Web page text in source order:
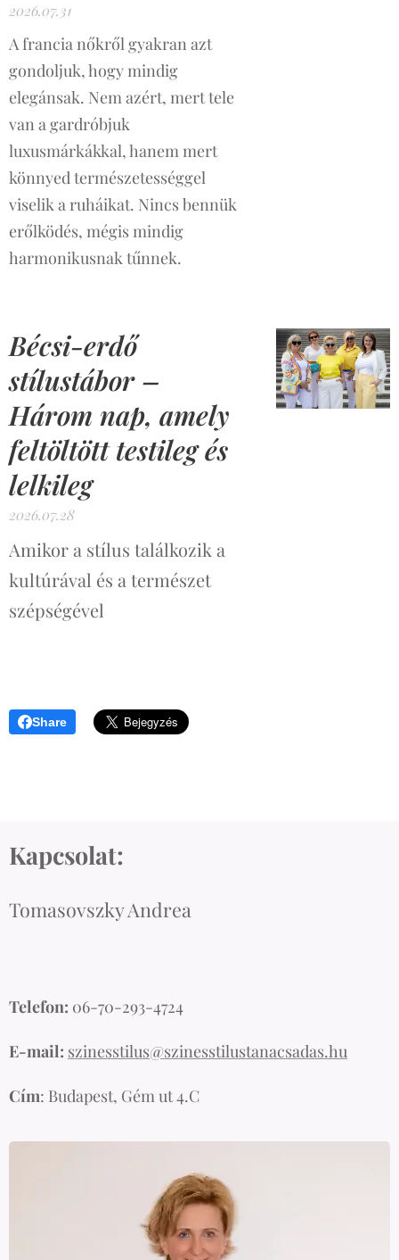
2026.07.31
A francia nőkről gyakran azt
gondoljuk, hogy mindig
elegánsak. Nem azért, mert tele
van a gardróbjuk
luxusmárkákkal, hanem mert
könnyed természetességgel
viselik a ruháikat. Nincs bennük
erőlködés, mégis mindig
harmonikusnak tűnnek.
Bécsi-erdő
stílustábor –
Három nap, amely
feltöltött testileg és
lelkileg
2026.07.28
Amikor a stílus találkozik a
kultúrával és a természet
szépségével
Share
Kapcsolat:
Tomasovszky Andrea
Telefon: 06-70-293-4724
E-mail: szinesstilus@szinesstilustanacsadas.hu
Cím: Budapest, Gém ut 4.C